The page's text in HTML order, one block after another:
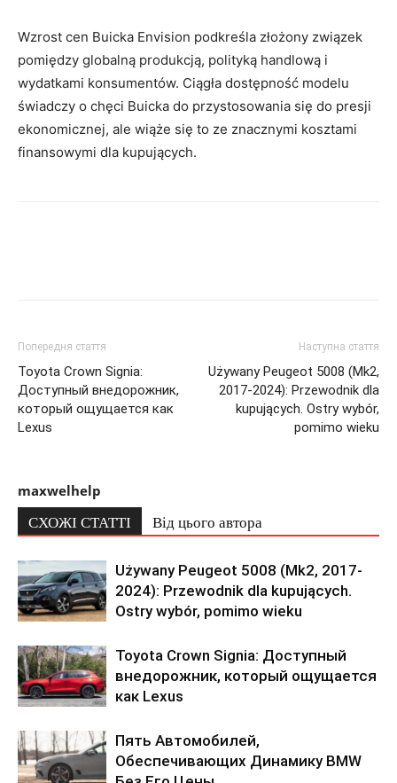
Wzrost cen Buicka Envision podkreśla złożony związek
pomiędzy globalną produkcją, polityką handlową i
wydatkami konsumentów. Ciągła dostępność modelu
świadczy o chęci Buicka do przystosowania się do presji
ekonomicznej, ale wiąże się to ze znacznymi kosztami
finansowymi dla kupujących.
Попередня стаття
Toyota Crown Signia:
Доступный внедорожник,
который ощущается как
Lexus
Наступна стаття
Używany Peugeot 5008 (Mk2,
2017-2024): Przewodnik dla
kupujących. Ostry wybór,
pomimo wieku
maxwelhelp
СХОЖІ СТАТТІ Від цього автора
Używany Peugeot 5008 (Mk2, 2017-
2024): Przewodnik dla kupujących.
Ostry wybór, pomimo wieku
Toyota Crown Signia: Доступный
внедорожник, который ощущается
как Lexus
Пять Автомобилей,
Обеспечивающих Динамику BMW